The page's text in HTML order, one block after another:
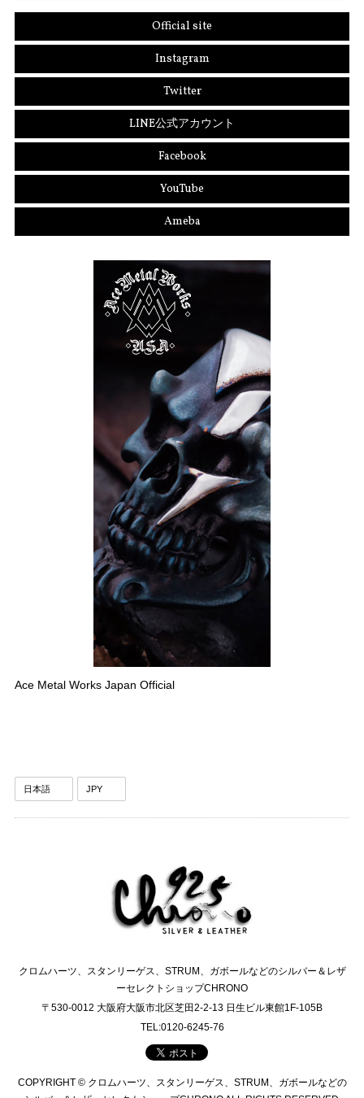
Official site
Instagram
Twitter
LINE公式アカウント
Facebook
YouTube
Ameba
Ace Metal Works Japan Official
クロムハーツ、スタンリーゲス、STRUM、ガボールなどのシルバー＆レザ
ーセレクトショップCHRONO
〒530-0012 大阪府大阪市北区芝田2-2-13 日生ビル東館1F-105B
TEL:0120-6245-76
COPYRIGHT © クロムハーツ、スタンリーゲス、STRUM、ガボールなどの